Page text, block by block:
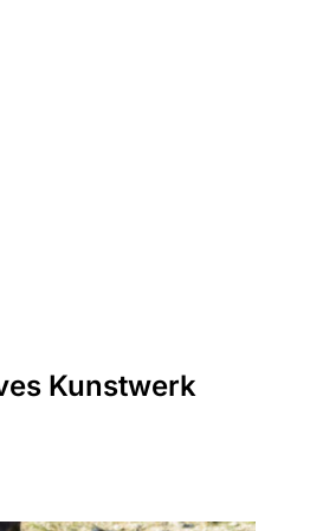
&
Kunstwerk